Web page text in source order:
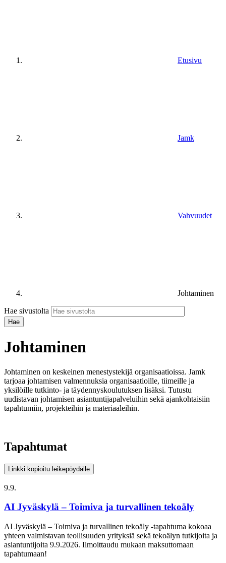
Etusivu
Jamk
Vahvuudet
Johtaminen
Hae sivustolta
Johtaminen
Johtaminen on keskeinen menestystekijä organisaatioissa. Jamk
tarjoaa johtamisen valmennuksia organisaatioille, tiimeille ja
yksilöille tutkinto- ja täydennyskoulutuksen lisäksi. Tutustu
uudistavan johtamisen asiantuntijapalveluihin sekä ajankohtaisiin
tapahtumiin, projekteihin ja materiaaleihin.
Tapahtumat
Linkki kopioitu leikepöydälle
9.9.
AI Jyväskylä – Toimiva ja turvallinen tekoäly
AI Jyväskylä – Toimiva ja turvallinen tekoäly -tapahtuma kokoaa
yhteen valmistavan teollisuuden yrityksiä sekä tekoälyn tutkijoita ja
asiantuntijoita 9.9.2026. Ilmoittaudu mukaan maksuttomaan
tapahtumaan!